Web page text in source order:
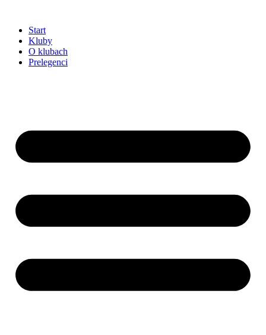
treści
Start
Kluby
O klubach
Prelegenci